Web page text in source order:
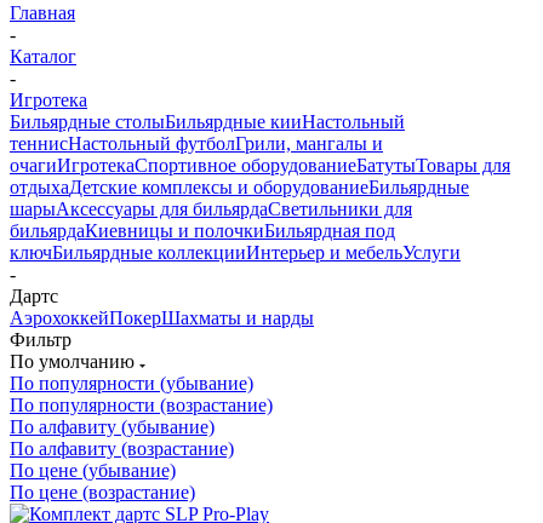
Главная
-
Каталог
-
Игротека
Бильярдные столыБильярдные кииНастольный
теннисНастольный футболГрили, мангалы и
очагиИгротекаСпортивное оборудованиеБатутыТовары для
отдыхаДетские комплексы и оборудованиеБильярдные
шарыАксессуары для бильярдаСветильники для
бильярдаКиевницы и полочкиБильярдная под
ключБильярдные коллекцииИнтерьер и мебельУслуги
-
Дартс
АэрохоккейПокерШахматы и нарды
Фильтр
По умолчанию
По популярности (убывание)
По популярности (возрастание)
По алфавиту (убывание)
По алфавиту (возрастание)
По цене (убывание)
По цене (возрастание)